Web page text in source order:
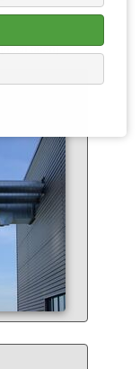
[nach oben]